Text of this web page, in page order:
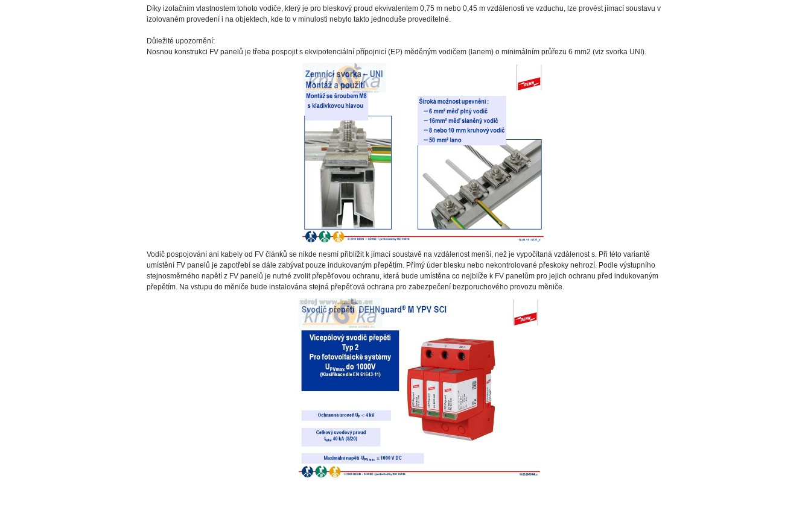
Díky izolačním vlastnostem tohoto vodiče, který je pro bleskový proud ekvivalentem 0,75 m nebo 0,45 m vzdálenosti ve vzduchu, lze provést jímací soustavu v
izolovaném provedení i na objektech, kde to v minulosti nebylo takto jednoduše proveditelné.
Důležité upozornění:
Nosnou konstrukci FV panelů je třeba pospojit s ekvipotenciální přípojnicí (EP) měděným vodičem (lanem) o minimálním průřezu 6 mm2 (viz svorka UNI).
Vodič pospojování ani kabely od FV článků se nikde nesmí přiblížit k jímací soustavě na vzdálenost menší, než je vypočítaná vzdálenost s. Při této variantě
umístění FV panelů je zapotřebí se dále zabývat pouze indukovaným přepětím. Přímý úder blesku nebo nekontrolované přeskoky nehrozí. Podle výstupního
stejnosměrného napětí z FV panelů je nutné zvolit přepěťovou ochranu, která bude umístěna co nejblíže k FV panelům pro jejich ochranu před indukovaným
přepětím. Na vstupu do měniče bude instalována stejná přepěťová ochrana pro zabezpečení bezporuchového provozu měniče.